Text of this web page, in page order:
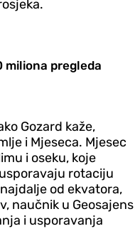
miliona pregleda
Gozard kaže,
i Mjeseca. Mjesec
i oseku, koje
rotaciju
od ekvatora,
naučnik u Geosajens
i usporavanja